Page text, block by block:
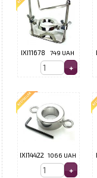
IXI11678 749 UAH
IXI14422 1066 UAH